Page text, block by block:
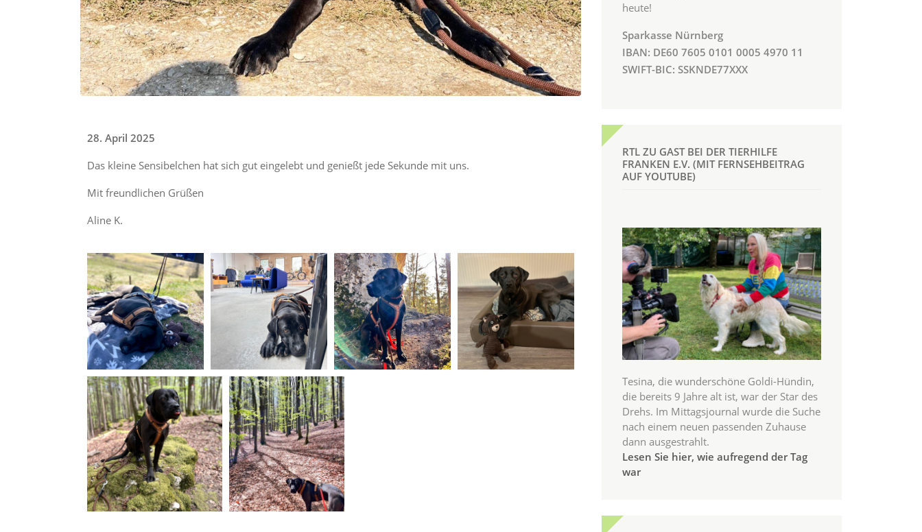
28. April 2025
Das kleine Sensibelchen hat sich gut eingelebt und genießt jede Sekunde mit uns.
Mit freundlichen Grüßen
Aline K.
heute!
Sparkasse Nürnberg
IBAN: DE60 7605 0101 0005 4970 11
SWIFT-BIC: SSKNDE77XXX
RTL ZU GAST BEI DER TIERHILFE
FRANKEN E.V. (MIT FERNSEHBEITRAG
AUF YOUTUBE)
Tesina, die wunderschöne Goldi-Hündin,
die bereits 9 Jahre alt ist, war der Star des
Drehs. Im Mittagsjournal wurde die Suche
nach einem neuen passenden Zuhause
dann ausgestrahlt.
Lesen Sie hier, wie aufregend der Tag
war